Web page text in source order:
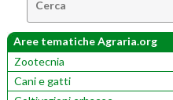
Aree tematiche Agraria.org
Zootecnia
Cani e gatti